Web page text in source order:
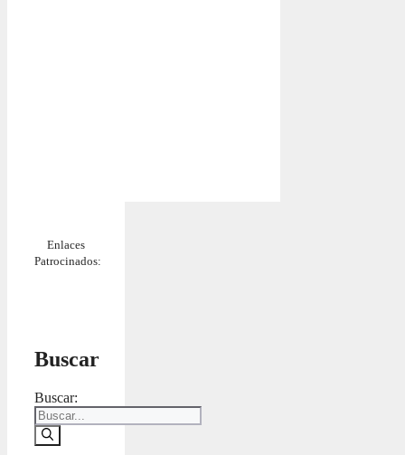
Enlaces
Patrocinados:
Buscar
Buscar: